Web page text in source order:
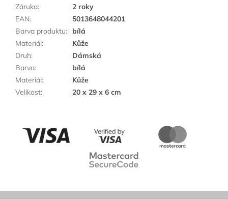
Záruka:
2 roky
EAN:
5013648044201
Barva produktu:
bílá
Materiál:
Kůže
Druh:
Dámská
Barva:
bílá
Materiál:
Kůže
Velikost: 20 x 29 x 6 cm